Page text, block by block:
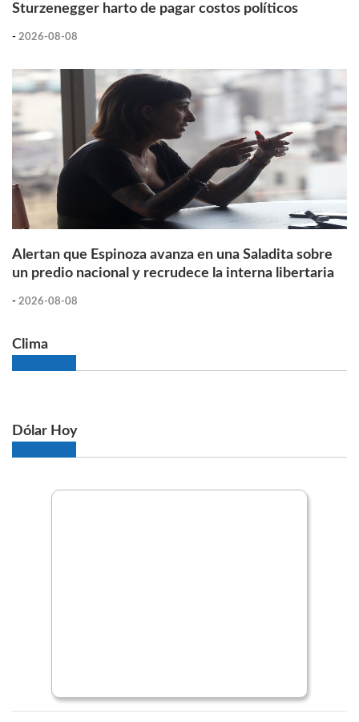
Sturzenegger harto de pagar costos políticos
- 2026-08-08
Alertan que Espinoza avanza en una Saladita sobre
un predio nacional y recrudece la interna libertaria
- 2026-08-08
Clima
Dólar Hoy